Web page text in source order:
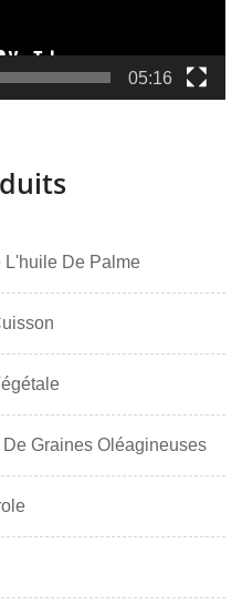
05:16
L'huile De Palme
Graines Oléagineuses